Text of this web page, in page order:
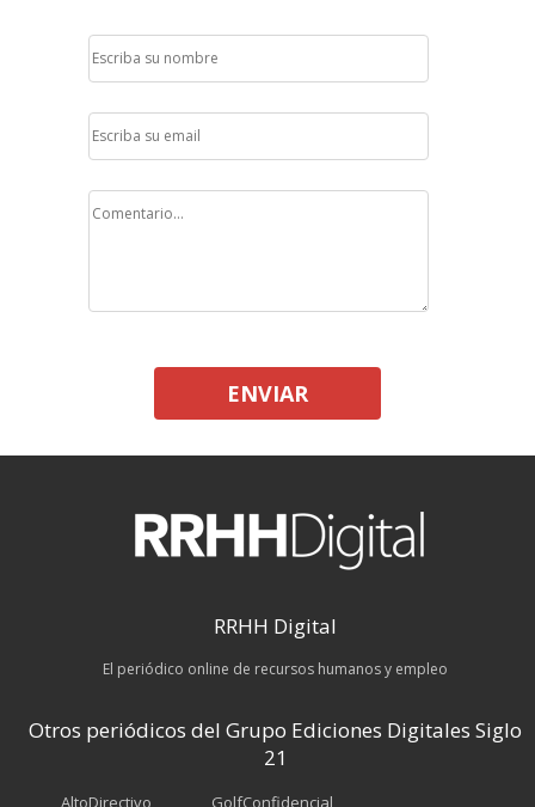
ENVIAR
RRHH Digital
El periódico online de recursos humanos y empleo
Otros periódicos del Grupo Ediciones Digitales Siglo
21
AltoDirectivo GolfConfidencial